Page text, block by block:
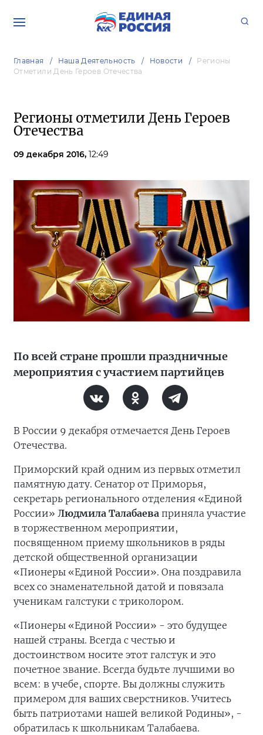
Главная Наша Деятельность Новости
Регионы
Отметили День Героев Отечества
Регионы отметили День Героев
Отечества
09 декабря 2016, 12:49
По всей стране прошли праздничные
мероприятия с участием партийцев
В России 9 декабря отмечается День Героев
Отечества.
Приморский край одним из первых отметил
памятную дату. Сенатор от Приморья,
секретарь регионального отделения «Единой
России» Людмила Талабаева приняла участие
в торжественном мероприятии,
посвященном приему школьников в ряды
детской общественной организации
«Пионеры «Единой России». Она поздравила
всех со знаменательной датой и повязала
ученикам галстуки с триколором.
«Пионеры «Единой России» - это будущее
нашей страны. Всегда с честью и
достоинством носите этот галстук и это
почетное звание. Всегда будьте лучшими во
всем: в учебе, спорте. Вы должны служить
примером для ваших сверстников. Учитесь
быть патриотами нашей великой Родины», -
обратилась к школьникам Талабаева.